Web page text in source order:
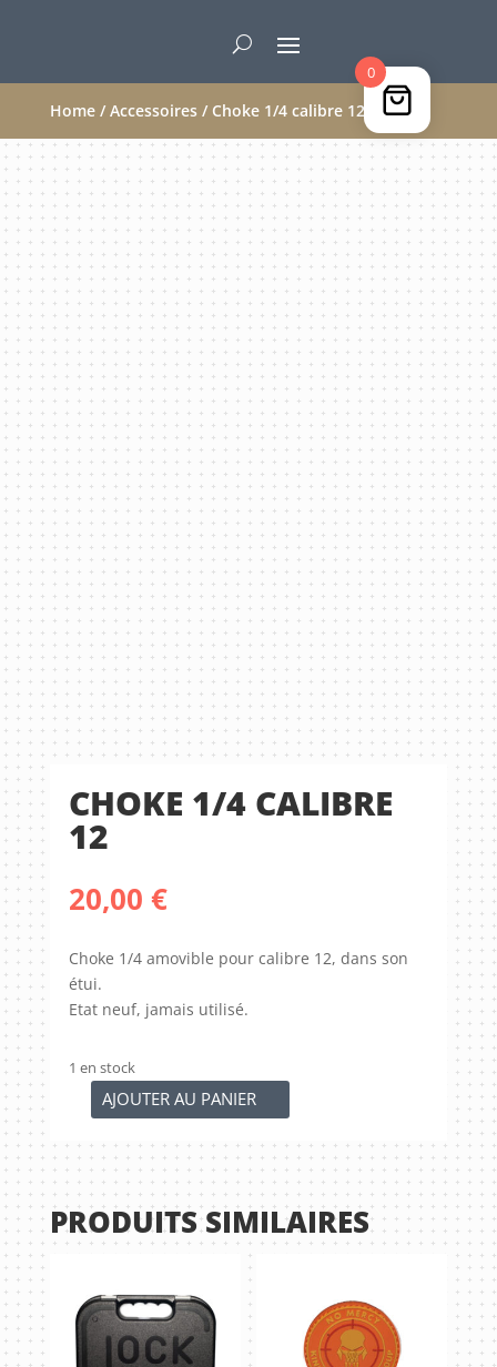
Home/ Accessoires/ Choke 1/4 calibre 12
CHOKE 1/4 CALIBRE
12
20,00 €
Choke 1/4 amovible pour calibre 12, dans son
étui.
Etat neuf, jamais utilisé.
1 en stock
quantité
Choke
1/4
calibre
12
AJOUTER AU PANIER
PRODUITS SIMILAIRES
0